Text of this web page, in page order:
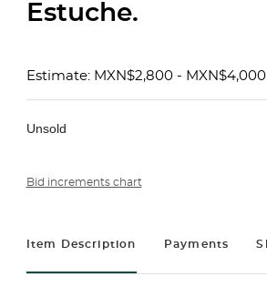
Estuche.
Estimate: MXN$2,800 - MXN$4,000
Unsold
Bid increments chart
Item Description Payments